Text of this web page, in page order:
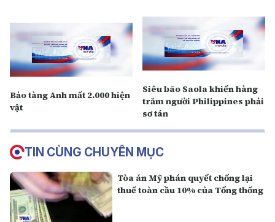
Bảo tàng Anh mất 2.000 hiện
vật
Siêu bão Saola khiến hàng
trăm người Philippines phải
sơ tán
TIN CÙNG CHUYÊN MỤC
Tòa án Mỹ phán quyết chống lại
thuế toàn cầu 10% của Tổng thống